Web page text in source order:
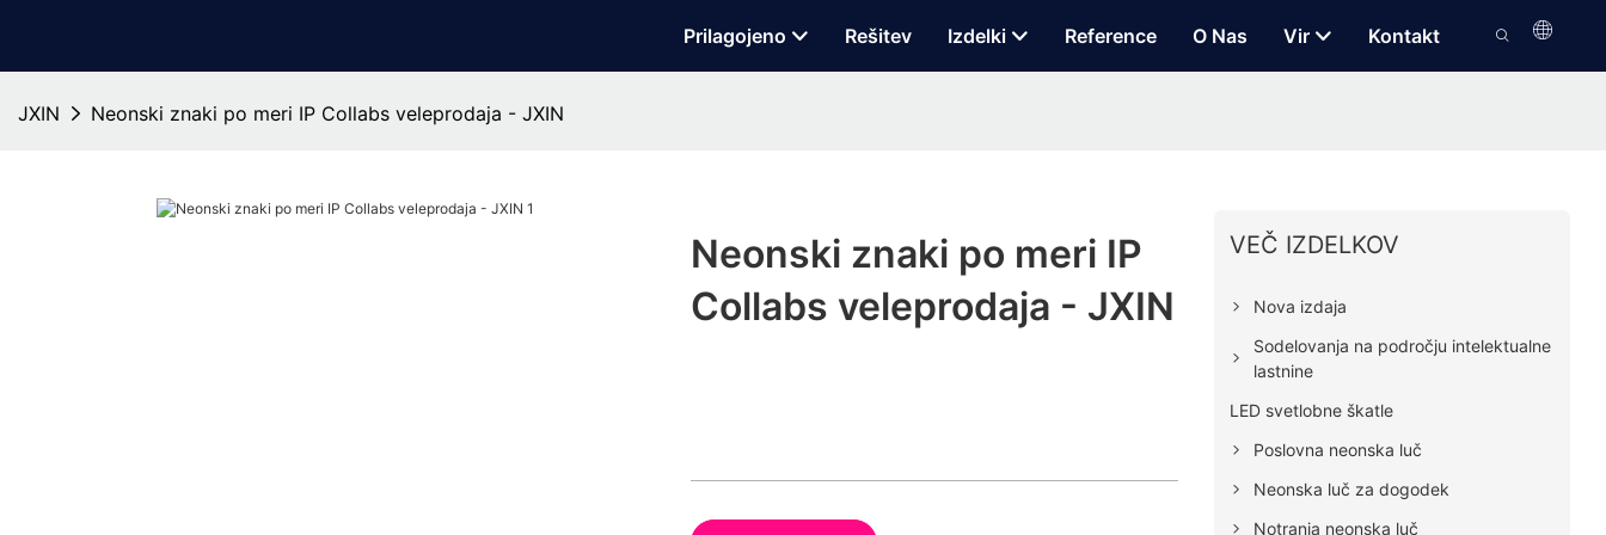
Prilagojeno Rešitev Izdelki Reference O Nas Vir Kontakt
JXIN Neonski znaki po meri IP Collabs veleprodaja - JXIN
Neonski znaki po meri IP
Collabs veleprodaja - JXIN
VEČ IZDELKOV
Nova izdaja
Sodelovanja na področju intelektualne
lastnine
LED svetlobne škatle
Poslovna neonska luč
Neonska luč za dogodek
Notranja neonska luč